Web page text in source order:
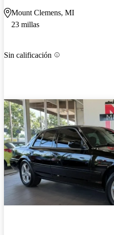
Mount Clemens, MI
23 millas
Sin calificación